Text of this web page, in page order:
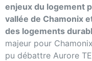
enjeux du logement
vallée de Chamonix
des logements
majeur pour
pu débattre Aurore